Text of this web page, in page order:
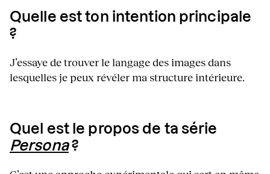
Quelle est ton intention principale
?
J’essaye de trouver le langage des images dans
lesquelles je peux révéler ma structure intérieure.
Quel est le propos de ta série
Persona?